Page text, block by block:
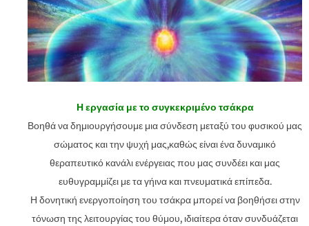
Η εργασία με το συγκεκριμένο τσάκρα
Βοηθά να δημιουργήσουμε μια σύνδεση μεταξύ του φυσικού μας
σώματος και την ψυχή μας,καθώς είναι ένα δυναμικό
θεραπευτικό κανάλι ενέργειας που μας συνδέει και μας
ευθυγραμμίζει με τα γήινα και πνευματικά επίπεδα.
Η δονητική ενεργοποίηση του τσάκρα μπορεί να βοηθήσει στην
τόνωση της λειτουργίας του θύμου, ιδιαίτερα όταν συνδυάζεται